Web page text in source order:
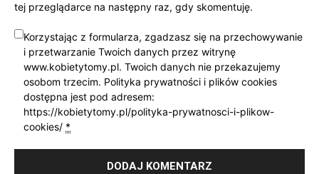
tej przeglądarce na następny raz, gdy skomentuję.
Korzystając z formularza, zgadzasz się na przechowywanie
i przetwarzanie Twoich danych przez witrynę
www.kobietytomy.pl. Twoich danych nie przekazujemy
osobom trzecim. Polityka prywatności i plików cookies
dostępna jest pod adresem:
https://kobietytomy.pl/polityka-prywatnosci-i-plikow-
cookies/ *